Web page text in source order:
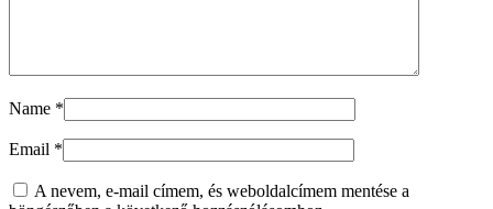
Name *
Email *
A nevem, e-mail címem, és weboldalcímem mentése a